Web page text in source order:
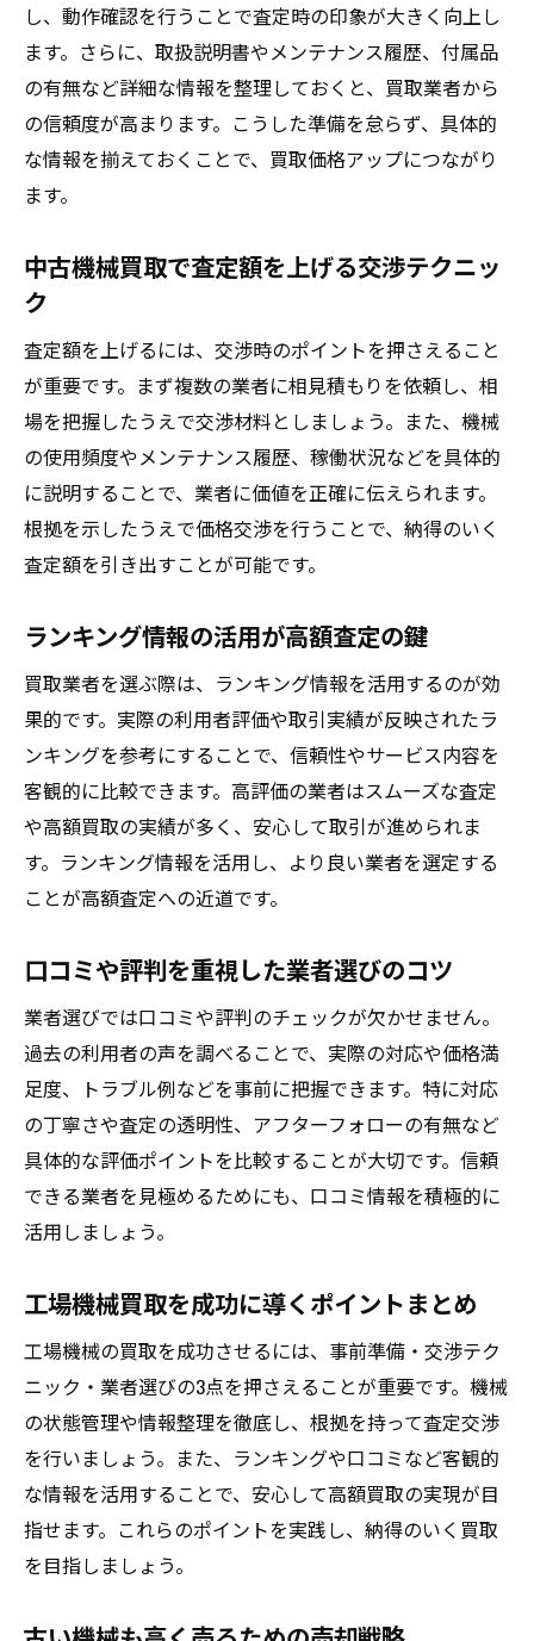
し、動作確認を行うことで査定時の印象が大きく向上し
ます。さらに、取扱説明書やメンテナンス履歴、付属品
の有無など詳細な情報を整理しておくと、買取業者から
の信頼度が高まります。こうした準備を怠らず、具体的
な情報を揃えておくことで、買取価格アップにつながり
ます。
中古機械買取で査定額を上げる交渉テクニッ
ク
査定額を上げるには、交渉時のポイントを押さえること
が重要です。まず複数の業者に相見積もりを依頼し、相
場を把握したうえで交渉材料としましょう。また、機械
の使用頻度やメンテナンス履歴、稼働状況などを具体的
に説明することで、業者に価値を正確に伝えられます。
根拠を示したうえで価格交渉を行うことで、納得のいく
査定額を引き出すことが可能です。
ランキング情報の活用が高額査定の鍵
買取業者を選ぶ際は、ランキング情報を活用するのが効
果的です。実際の利用者評価や取引実績が反映されたラ
ンキングを参考にすることで、信頼性やサービス内容を
客観的に比較できます。高評価の業者はスムーズな査定
や高額買取の実績が多く、安心して取引が進められま
す。ランキング情報を活用し、より良い業者を選定する
ことが高額査定への近道です。
口コミや評判を重視した業者選びのコツ
業者選びでは口コミや評判のチェックが欠かせません。
過去の利用者の声を調べることで、実際の対応や価格満
足度、トラブル例などを事前に把握できます。特に対応
の丁寧さや査定の透明性、アフターフォローの有無など
具体的な評価ポイントを比較することが大切です。信頼
できる業者を見極めるためにも、口コミ情報を積極的に
活用しましょう。
工場機械買取を成功に導くポイントまとめ
工場機械の買取を成功させるには、事前準備・交渉テク
ニック・業者選びの3点を押さえることが重要です。機械
の状態管理や情報整理を徹底し、根拠を持って査定交渉
を行いましょう。また、ランキングや口コミなど客観的
な情報を活用することで、安心して高額買取の実現が目
指せます。これらのポイントを実践し、納得のいく買取
を目指しましょう。